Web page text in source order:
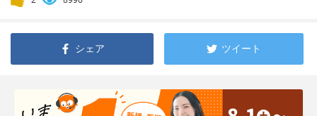
シェア ツイート